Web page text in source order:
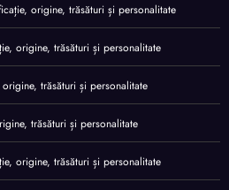
origine, trăsături și personalitate
origine, trăsături și personalitate
trăsături și personalitate
trăsături și personalitate
origine, trăsături și personalitate